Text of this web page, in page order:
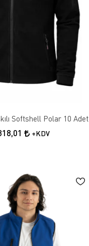
Softshell Polar 10 Adet
+KDV